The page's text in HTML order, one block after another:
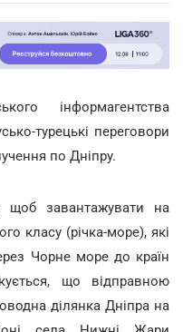
інформагентства
турецькі переговори
по Дніпру.
щоб завантажувати на
класу (річка-море), які
Чорне море до країн
що відправною
ділянка Дніпра на